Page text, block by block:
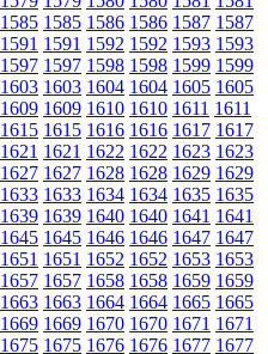
1585 1585 1586 1586 1587 1587
1591 1591 1592 1592 1593 1593
1597 1597 1598 1598 1599 1599
1603 1603 1604 1604 1605 1605
1609 1609 1610 1610 1611 1611
1615 1615 1616 1616 1617 1617
1621 1621 1622 1622 1623 1623
1627 1627 1628 1628 1629 1629
1633 1633 1634 1634 1635 1635
1639 1639 1640 1640 1641 1641
1645 1645 1646 1646 1647 1647
1651 1651 1652 1652 1653 1653
1657 1657 1658 1658 1659 1659
1663 1663 1664 1664 1665 1665
1669 1669 1670 1670 1671 1671
1675 1675 1676 1676 1677 1677